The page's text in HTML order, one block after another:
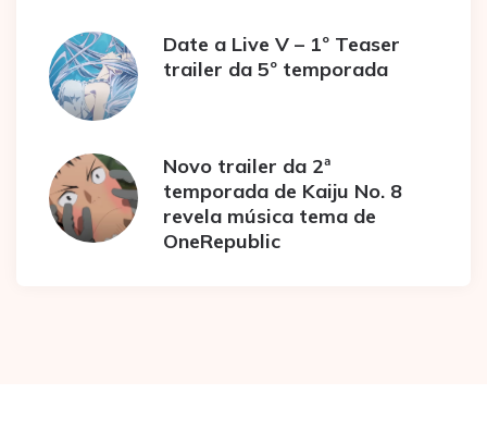
Date a Live V – 1º Teaser
trailer da 5º temporada
Novo trailer da 2ª
temporada de Kaiju No. 8
revela música tema de
OneRepublic